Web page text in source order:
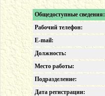
Общедоступные сведения:
Рабочий телефон:
E-mail:
Должность:
Место работы:
Подразделение:
Дата регистрации: